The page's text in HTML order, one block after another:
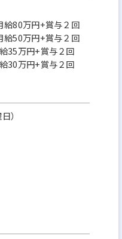
80万円+賞与２回
50万円+賞与２回
35万円+賞与２回
30万円+賞与２回
）